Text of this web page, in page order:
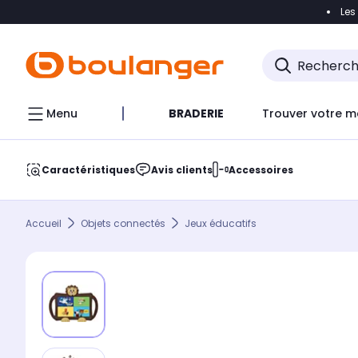
Accéder
Menu BRADERIE Trouver votre
Caractéristiques Avis clients Accessoires
Accueil Objets connectés Jeux éducatifs